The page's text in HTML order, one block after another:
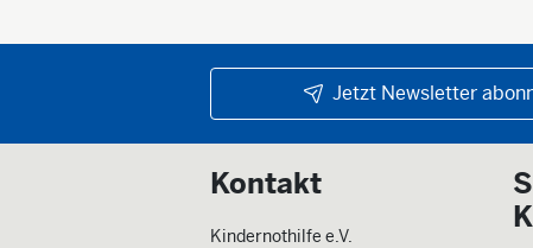
Jetzt Newsletter
Kontakt
Kindernothilfe e.V.